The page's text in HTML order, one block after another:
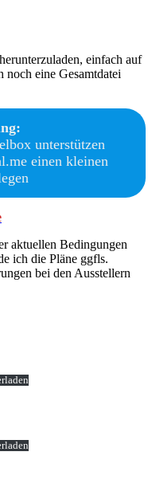
einfach auf
eine Gesamtdatei
unterstützen
einen kleinen
aktuellen Bedingungen
ich die Pläne ggfls.
bei den Ausstellern